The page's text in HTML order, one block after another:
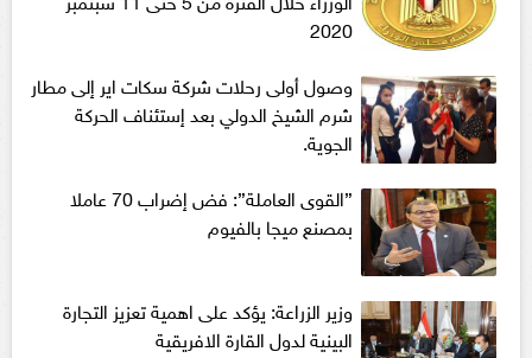
2020
وصول أولى رحلات شركة سكات اير إلى مطار
شرم الشيخ الدولي بعد إستئناف الحركة
الجوية.
”القوى العاملة”: فض إضراب 70 عاملا
بمصنع ميجا بالفيوم
وزير الزراعة: يؤكد على اهمية تعزيز التجارة
البينية لدول القارة الافريقية